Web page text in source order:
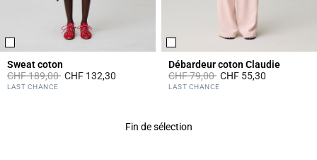
Sweat coton
Prix réduit à partir de
CHF 189,00àCHF 132,30
3.6 out of 5 Customer Rating
LAST CHANCE
Débardeur coton Claudie
Prix réduit à partir de
CHF 79,00àCHF 55,30
5 out of 5 Customer Rating
LAST CHANCE
Fin de sélection